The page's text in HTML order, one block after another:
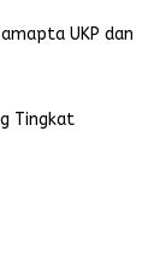
UKP dan
Tingkat